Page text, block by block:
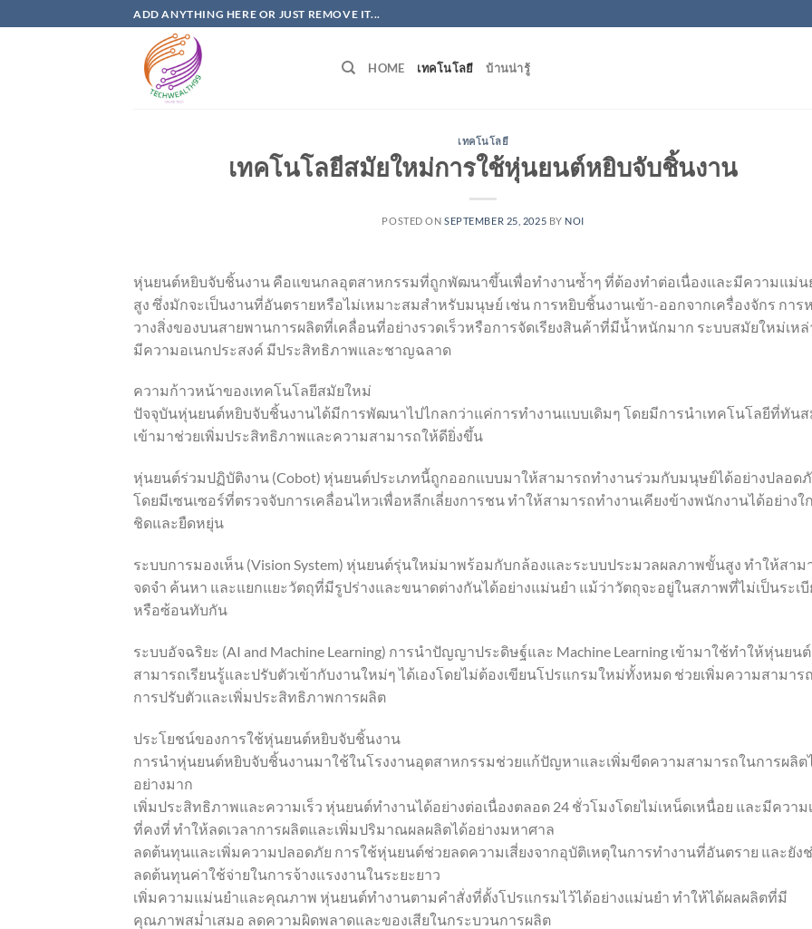
to
ADD ANYTHING HERE OR JUST REMOVE IT...
HOME เทคโนโลยี บ้านน่ารู้
เทคโนโลยี
เทคโนโลยีสมัยใหม่การใช้หุ่นยนต์หยิบจับชิ้นงาน
POSTED ONSEPTEMBER 25, 2025 BY NOI
หุ่นยนต์หยิบจับชิ้นงาน คือแขนกลอุตสาหกรรมที่ถูกพัฒนาขึ้นเพื่อทำงานซ้ำๆ ที่ต้องทำต่อเนื่องและมีความแม่น
สูง ซึ่งมักจะเป็นงานที่อันตรายหรือไม่เหมาะสมสำหรับมนุษย์ เช่น การหยิบชิ้นงานเข้า-ออกจากเครื่องจักร การ
วางสิ่งของบนสายพานการผลิตที่เคลื่อนที่อย่างรวดเร็วหรือการจัดเรียงสินค้าที่มีน้ำหนักมาก ระบบสมัยใหม่เห
มีความอเนกประสงค์ มีประสิทธิภาพและชาญฉลาด
ความก้าวหน้าของเทคโนโลยีสมัยใหม่
ปัจจุบันหุ่นยนต์หยิบจับชิ้นงานได้มีการพัฒนาไปไกลกว่าแค่การทำงานแบบเดิมๆ โดยมีการนำเทคโนโลยีที่ทัน
เข้ามาช่วยเพิ่มประสิทธิภาพและความสามารถให้ดียิ่งขึ้น
หุ่นยนต์ร่วมปฏิบัติงาน (Cobot) หุ่นยนต์ประเภทนี้ถูกออกแบบมาให้สามารถทำงานร่วมกับมนุษย์ได้อย่างปลอด
โดยมีเซนเซอร์ที่ตรวจจับการเคลื่อนไหวเพื่อหลีกเลี่ยงการชน ทำให้สามารถทำงานเคียงข้างพนักงานได้อย่างใ
ชิดและยืดหยุ่น
ระบบการมองเห็น (Vision System) หุ่นยนต์รุ่นใหม่มาพร้อมกับกล้องและระบบประมวลผลภาพขั้นสูง ทำให้สาม
จดจำ ค้นหา และแยกแยะวัตถุที่มีรูปร่างและขนาดต่างกันได้อย่างแม่นยำ แม้ว่าวัตถุจะอยู่ในสภาพที่ไม่เป็นระเ
หรือซ้อนทับกัน
ระบบอัจฉริยะ (AI and Machine Learning) การนำปัญญาประดิษฐ์และ Machine Learning เข้ามาใช้ทำให้หุ่นยนต์
สามารถเรียนรู้และปรับตัวเข้ากับงานใหม่ๆ ได้เองโดยไม่ต้องเขียนโปรแกรมใหม่ทั้งหมด ช่วยเพิ่มความสามาร
การปรับตัวและเพิ่มประสิทธิภาพการผลิต
ประโยชน์ของการใช้หุ่นยนต์หยิบจับชิ้นงาน
การนำหุ่นยนต์หยิบจับชิ้นงานมาใช้ในโรงงานอุตสาหกรรมช่วยแก้ปัญหาและเพิ่มขีดความสามารถในการผลิต
อย่างมาก
เพิ่มประสิทธิภาพและความเร็ว หุ่นยนต์ทำงานได้อย่างต่อเนื่องตลอด 24 ชั่วโมงโดยไม่เหน็ดเหนื่อย และมีความ
ที่คงที่ ทำให้ลดเวลาการผลิตและเพิ่มปริมาณผลผลิตได้อย่างมหาศาล
ลดต้นทุนและเพิ่มความปลอดภัย การใช้หุ่นยนต์ช่วยลดความเสี่ยงจากอุบัติเหตุในการทำงานที่อันตราย และยัง
ลดต้นทุนค่าใช้จ่ายในการจ้างแรงงานในระยะยาว
เพิ่มความแม่นยำและคุณภาพ หุ่นยนต์ทำงานตามคำสั่งที่ตั้งโปรแกรมไว้ได้อย่างแม่นยำ ทำให้ได้ผลผลิตที่มี
คุณภาพสม่ำเสมอ ลดความผิดพลาดและของเสียในกระบวนการผลิต